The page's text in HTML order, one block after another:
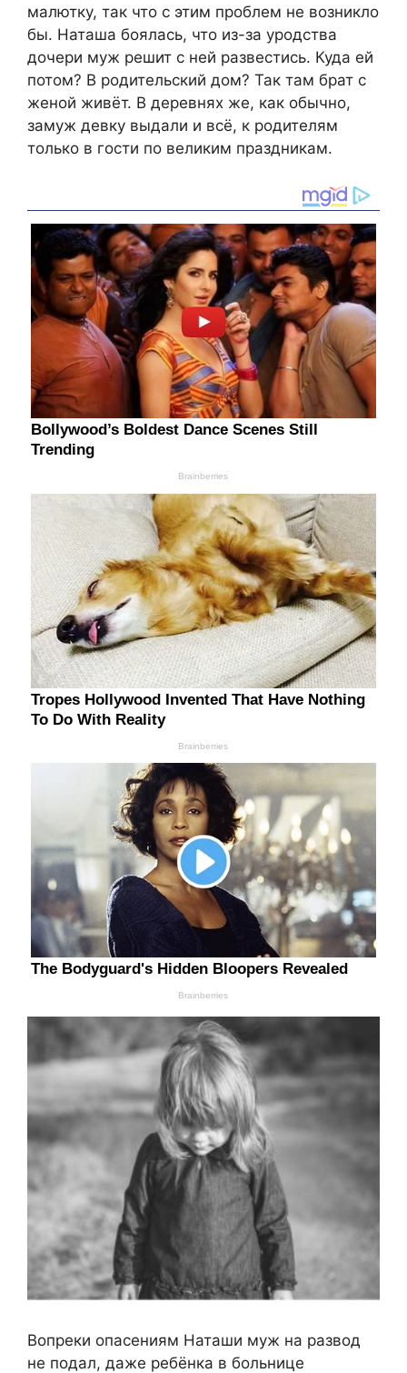
малютку, так что с этим проблем не возникло
бы. Наташа боялась, что из-за уродства
дочери муж решит с ней развестись. Куда ей
потом? В родительский дом? Так там брат с
женой живёт. В деревнях же, как обычно,
замуж девку выдали и всё, к родителям
только в гости по великим праздникам.
Вопреки опасениям Наташи муж на развод
не подал, даже ребёнка в больнице